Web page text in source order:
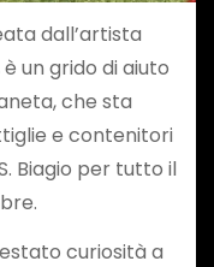
dall’artista
un grido di aiuto
che sta
e contenitori
Biagio per tutto il
curiosità a